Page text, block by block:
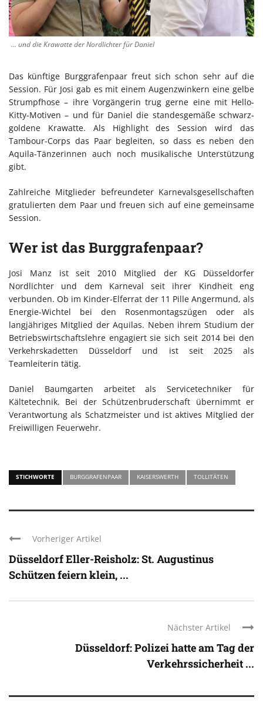
… und die Krawatte der Nordlichter für Daniel
Das künftige Burggrafenpaar freut sich schon sehr auf die
Session. Für Josi gab es mit einem Augenzwinkern eine gelbe
Strumpfhose – ihre Vorgängerin trug gerne eine mit Hello-
Kitty-Motiven – und für Daniel die standesgemäße schwarz-
goldene Krawatte. Als Highlight des Session wird das
Tambour-Corps das Paar begleiten, so dass es neben den
Aquila-Tänzerinnen auch noch musikalische Unterstützung
gibt.
Zahlreiche Mitglieder befreundeter Karnevalsgesellschaften
gratulierten dem Paar und freuen sich auf eine gemeinsame
Session.
Wer ist das Burggrafenpaar?
Josi Manz ist seit 2010 Mitglied der KG Düsseldorfer
Nordlichter und dem Karneval seit ihrer Kindheit eng
verbunden. Ob im Kinder-Elferrat der 11 Pille Angermund, als
Energie-Wichtel bei den Rosenmontagszügen oder als
langjähriges Mitglied der Aquilas. Neben ihrem Studium der
Betriebswirtschaftslehre engagiert sie sich seit 2014 bei den
Verkehrskadetten Düsseldorf und ist seit 2025 als
Teamleiterin tätig.
Daniel Baumgarten arbeitet als Servicetechniker für
Kältetechnik. Bei der Schützenbruderschaft übernimmt er
Verantwortung als Schatzmeister und ist aktives Mitglied der
Freiwilligen Feuerwehr.
STICHWORTE BURGGRAFENPAAR KAISERSWERTH TOLLITÄTEN
Vorheriger Artikel
Düsseldorf Eller-Reisholz: St. Augustinus
Schützen feiern klein, ...
Nächster Artikel
Düsseldorf: Polizei hatte am Tag der
Verkehrssicherheit ...